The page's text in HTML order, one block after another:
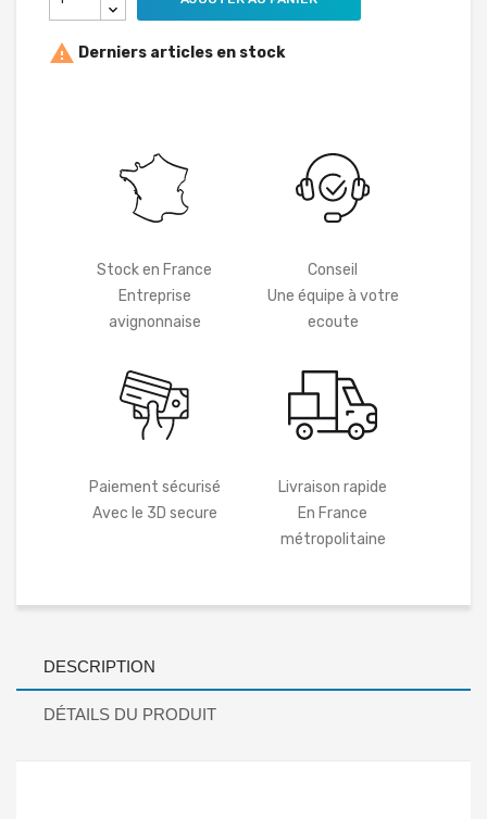
 Derniers articles en stock
Stock en France
Entreprise
avignonnaise
Conseil
Une équipe à votre
ecoute
Paiement sécurisé
Avec le 3D secure
Livraison rapide
En France
métropolitaine
DESCRIPTION
DÉTAILS DU PRODUIT